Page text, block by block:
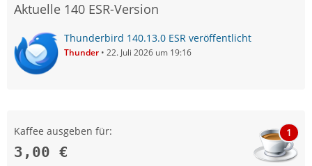
Aktuelle 140 ESR-Version
Thunderbird 140.13.0 ESR veröffentlicht
Thunder 22. Juli 2026 um 19:16
Kaffee ausgeben für:
3,00 €
1